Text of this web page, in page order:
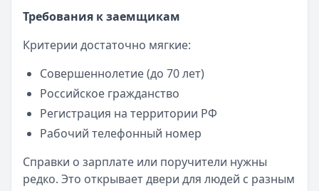
Требования к заемщикам
Критерии достаточно мягкие:
Совершеннолетие (до 70 лет)
Российское гражданство
Регистрация на территории РФ
Рабочий телефонный номер
Справки о зарплате или поручители нужны
редко. Это открывает двери для людей с разным